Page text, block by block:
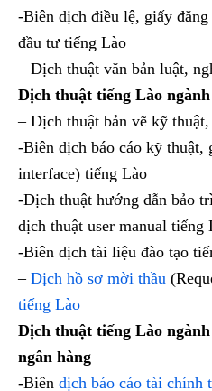
-Biên dịch điều lệ, giấy
đầu tư tiếng Lào
– Dịch thuật văn bản luật,
Dịch thuật tiếng Lào
– Dịch thuật bản vẽ kỹ
-Biên dịch báo cáo kỹ thuật,
interface) tiếng Lào
-Dịch thuật hướng dẫn bảo
dịch thuật user manual tiếng
-Biên dịch tài liệu đào tạo
– Dịch hồ sơ mời thầu
tiếng Lào
Dịch thuật tiếng Lào
ngân hàng
-Biên dịch báo cáo tài chính